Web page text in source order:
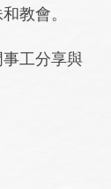
教會。
工分享與